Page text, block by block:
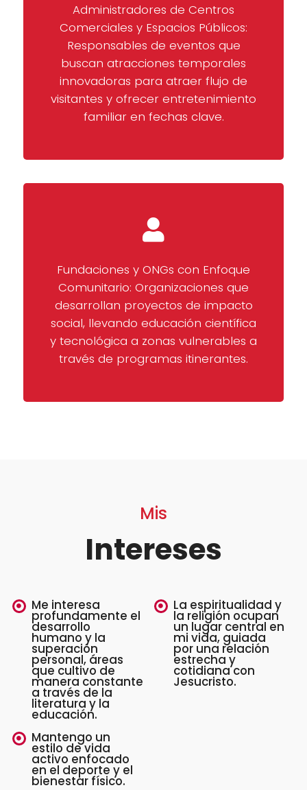
Administradores de Centros
Comerciales y Espacios Públicos:
Responsables de eventos que
buscan atracciones temporales
innovadoras para atraer flujo de
visitantes y ofrecer entretenimiento
familiar en fechas clave.
Fundaciones y ONGs con Enfoque
Comunitario: Organizaciones que
desarrollan proyectos de impacto
social, llevando educación científica
y tecnológica a zonas vulnerables a
través de programas itinerantes.
Mis
Intereses
Me interesa
profundamente el
desarrollo
humano y la
superación
personal, áreas
que cultivo de
manera constante
a través de la
literatura y la
educación.
Mantengo un
estilo de vida
activo enfocado
en el deporte y el
bienestar físico.
La espiritualidad y
la religión ocupan
un lugar central en
mi vida, guiada
por una relación
estrecha y
cotidiana con
Jesucristo.